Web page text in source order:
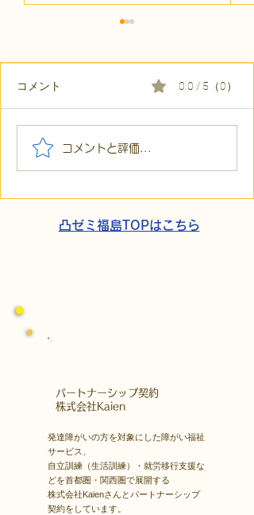
【代表ブログ】「目の前
の小石」と自立への伴
コメント 0.0 / 5（0）
コメントと評価...
凸ゼミ福島TOPはこちら
​パートナーシップ契約
​株式会社Kaien
発達障がいの方を対象にした障がい福祉
サービス、
自立訓練（生活訓練）・就労移行支援な
どを首都圏・関西圏で展開する
株式会社Kaienさんとパートナーシップ
契約をしています。